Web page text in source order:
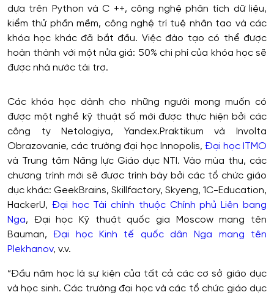
dựa trên Python và C ++, công nghệ phân tích dữ liệu,
kiểm thử phần mềm, công nghệ trí tuệ nhân tạo và các
khóa học khác đã bắt đầu. Việc đào tạo có thể được
hoàn thành với một nửa giá: 50% chi phí của khóa học sẽ
được nhà nước tài trợ.
Các khóa học dành cho những người mong muốn có
được một nghề kỹ thuật số mới được thực hiện bởi các
công ty Netologiya, Yandex.Praktikum và Involta
Obrazovanie, các trường đại học Innopolis, Đại học ITMO
và Trung tâm Năng lực Giáo dục NTI. Vào mùa thu, các
chương trình mới sẽ được trình bày bởi các tổ chức giáo
dục khác: GeekBrains, Skillfactory, Skyeng, 1C-Education,
HackerU, Đại học Tài chính thuộc Chính phủ Liên bang
Nga, Đại học Kỹ thuật quốc gia Moscow mang tên
Bauman,Đại học Kinh tế quốc dân Nga mang tên
Plekhanov, v.v.
“Đầu năm học là sự kiện của tất cả các cơ sở giáo dục
và học sinh. Các trường đại học và các tổ chức giáo dục